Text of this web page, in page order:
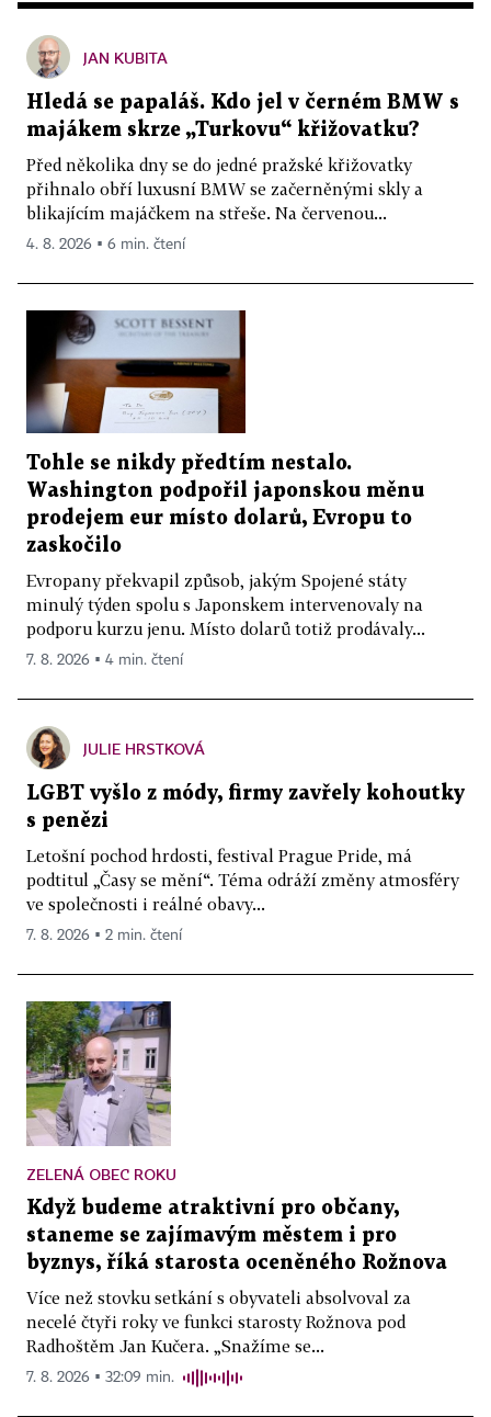
JAN KUBITA
Hledá se papaláš. Kdo jel v černém BMW s
majákem skrze „Turkovu“ křižovatku?
Před několika dny se do jedné pražské křižovatky
přihnalo obří luxusní BMW se začerněnými skly a
blikajícím majáčkem na střeše. Na červenou...
4. 8. 2026 ▪ 6 min. čtení
Tohle se nikdy předtím nestalo.
Washington podpořil japonskou měnu
prodejem eur místo dolarů, Evropu to
zaskočilo
Evropany překvapil způsob, jakým Spojené státy
minulý týden spolu s Japonskem intervenovaly na
podporu kurzu jenu. Místo dolarů totiž prodávaly...
7. 8. 2026 ▪ 4 min. čtení
JULIE HRSTKOVÁ
LGBT vyšlo z módy, firmy zavřely kohoutky
s penězi
Letošní pochod hrdosti, festival Prague Pride, má
podtitul „Časy se mění“. Téma odráží změny atmosféry
ve společnosti i reálné obavy...
7. 8. 2026 ▪ 2 min. čtení
ZELENÁ OBEC ROKU
Když budeme atraktivní pro občany,
staneme se zajímavým městem i pro
byznys, říká starosta oceněného Rožnova
Více než stovku setkání s obyvateli absolvoval za
necelé čtyři roky ve funkci starosty Rožnova pod
Radhoštěm Jan Kučera. „Snažíme se...
7. 8. 2026 ▪ 32:09 min.